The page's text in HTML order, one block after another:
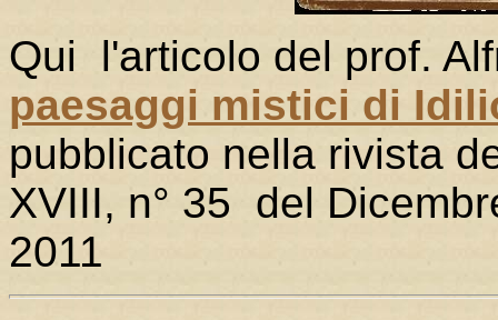
Qui l'articolo del prof.
paesaggi mistici di
pubblicato nella rivista
XVIII, n° 35 del